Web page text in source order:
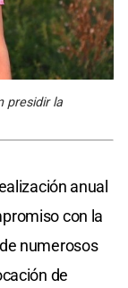
presidir la
anual
con la
numerosos
de